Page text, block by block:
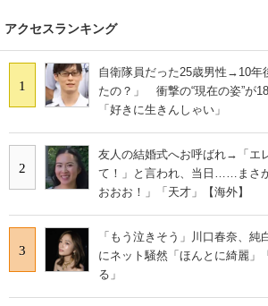
企業ITのトレンドを詳説
経営リーダーのコミュニティ
マーケ×ITの今がよく分かる
ITエンジニア向け専門サイト
企業向けIT製品の総合サイト
IT製品の技術・比較・事例
アクセスランキング
1
自衛隊員だった25歳男性→10
たの？」 衝撃の“現在の姿”が
「好きに生きんしゃい」
2
友人の結婚式へお呼ばれ→「エ
て！」と言われ、当日……まさ
おおお！」「天才」【海外】
3
「もう泣きそう」川口春奈、
にネット騒然「ほんとに綺麗」
る」